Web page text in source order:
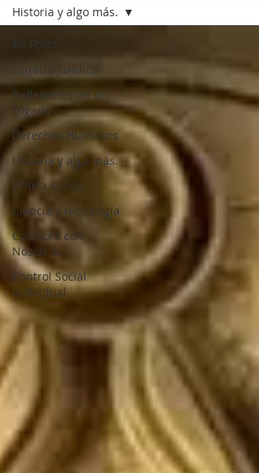
All Posts
Estrado Jurídico
Reflexiones de un
Togado
Derechos Humanos
Historia y algo más.
Crítica Social
Ciencia y tecnología
Colabora con
Nosotros
Control Social
Individual
Historia y algo más.